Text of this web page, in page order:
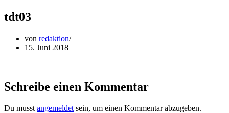
tdt03
von redaktion
15. Juni 2018
Schreibe einen Kommentar
Du musst angemeldet sein, um einen Kommentar abzugeben.